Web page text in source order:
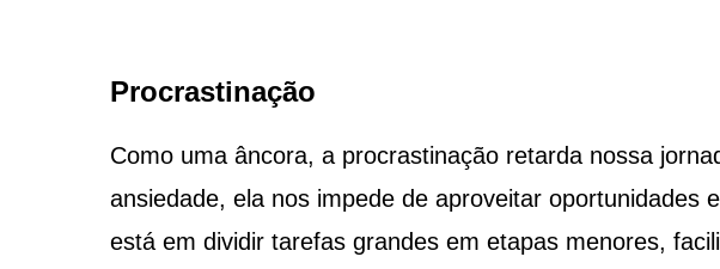
Procrastinação
Como uma âncora, a procrastinação retarda nossa
ansiedade, ela nos impede de aproveitar oportunidades
está em dividir tarefas grandes em etapas menores,